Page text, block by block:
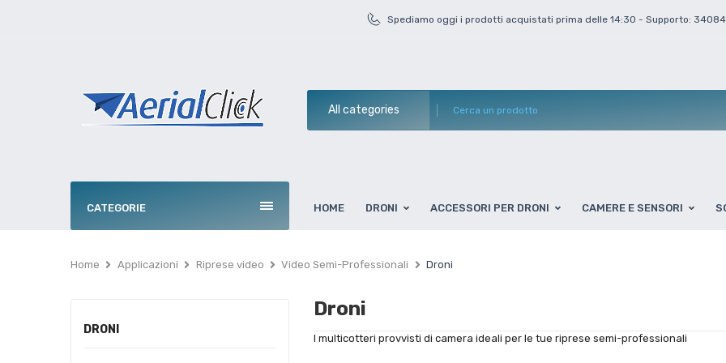
Spediamo oggi i prodotti acquistati prima delle 14:30 - Supporto:
CATEGORIE HOME DRONI ACCESSORI PER DRONI CAMERE E SENSORI
Home Applicazioni Riprese video Video Semi-Professionali Droni
DRONI
Droni
I multicotteri provvisti di camera ideali per le tue riprese semi-professionali